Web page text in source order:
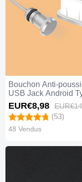
Bouchon Anti-
USB Jack Android
Universel Argent
EUR€8,98
(53)
48 Vendus